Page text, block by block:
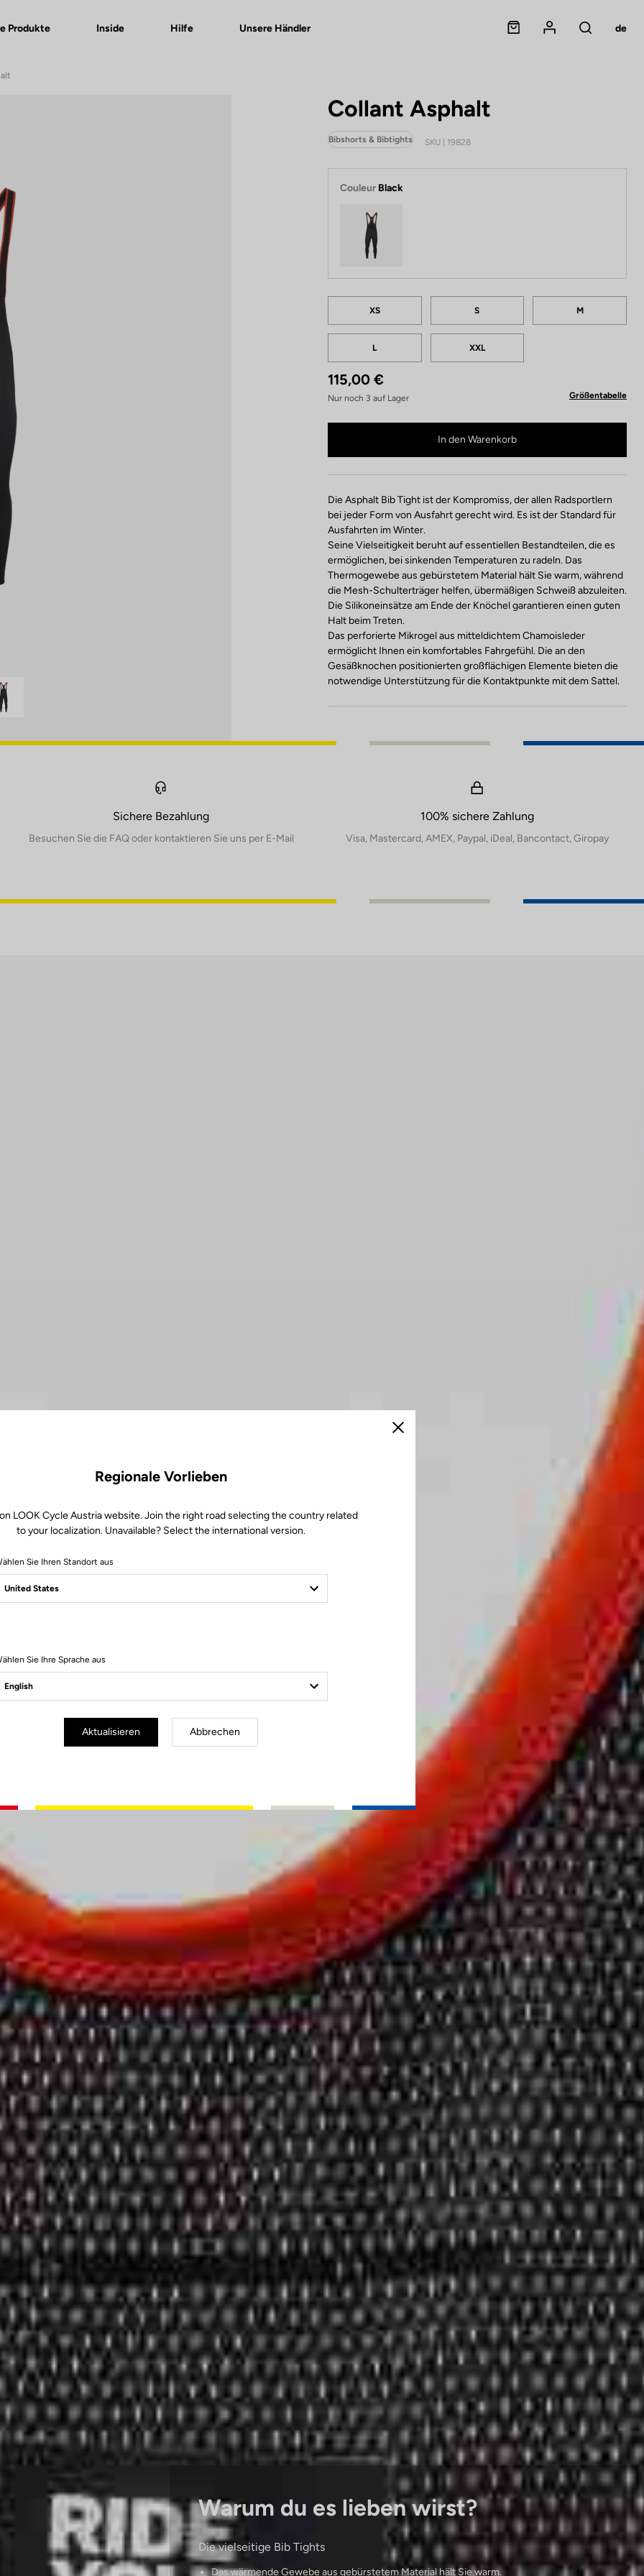
Produkte Inside Hilfe Unsere Händler Panier
Mon compte
Rechercher
de
Collant Asphalt
Bibshorts & Bibtights SKU | 19828
Couleur Black
r
e
n
XS S M
L XXL
115,00 €
Nur noch 3 auf Lager Größentabelle
In den Warenkorb
Die Asphalt Bib Tight ist der Kompromiss, der allen Radsportlern
bei jeder Form von Ausfahrt gerecht wird. Es ist der Standard für
Ausfahrten im Winter.
Seine Vielseitigkeit beruht auf essentiellen Bestandteilen, die es
ermöglichen, bei sinkenden Temperaturen zu radeln. Das
Thermogewebe aus gebürstetem Material hält Sie warm, während
die Mesh-Schulterträger helfen, übermäßigen Schweiß abzuleiten.
Die Silikoneinsätze am Ende der Knöchel garantieren einen guten
Halt beim Treten.
Das perforierte Mikrogel aus mitteldichtem Chamoisleder
ermöglicht Ihnen ein komfortables Fahrgefühl. Die an den
Gesäßknochen positionierten großflächigen Elemente bieten die
notwendige Unterstützung für die Kontaktpunkte mit dem Sattel.
Sichere Bezahlung
Besuchen Sie die FAQ oder kontaktieren Sie uns per E-Mail
100% sichere Zahlung
Visa, Mastercard, AMEX, Paypal, iDeal, Bancontact, Giropay
Warum du es lieben wirst?
Die vielseitige Bib Tights
Das wärmende Gewebe aus gebürstetem Material hält Sie warm.
Schließen
Regionale Vorlieben
LOOK Cycle Austria website. Join the right road selecting the country related
to your localization. Unavailable? Select the international version.
Sie Ihren Standort aus
Sie Ihre Sprache aus
Aktualisieren Abbrechen